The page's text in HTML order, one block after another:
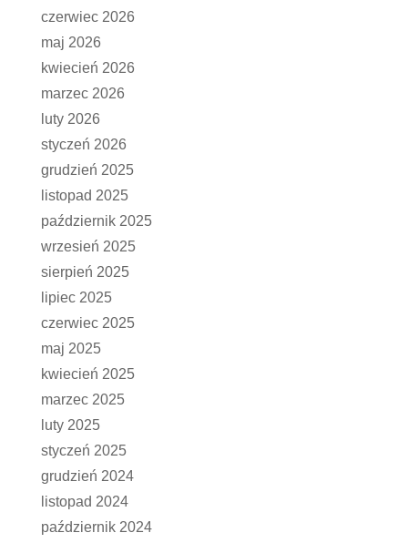
czerwiec 2026
maj 2026
kwiecień 2026
marzec 2026
luty 2026
styczeń 2026
grudzień 2025
listopad 2025
październik 2025
wrzesień 2025
sierpień 2025
lipiec 2025
czerwiec 2025
maj 2025
kwiecień 2025
marzec 2025
luty 2025
styczeń 2025
grudzień 2024
listopad 2024
październik 2024